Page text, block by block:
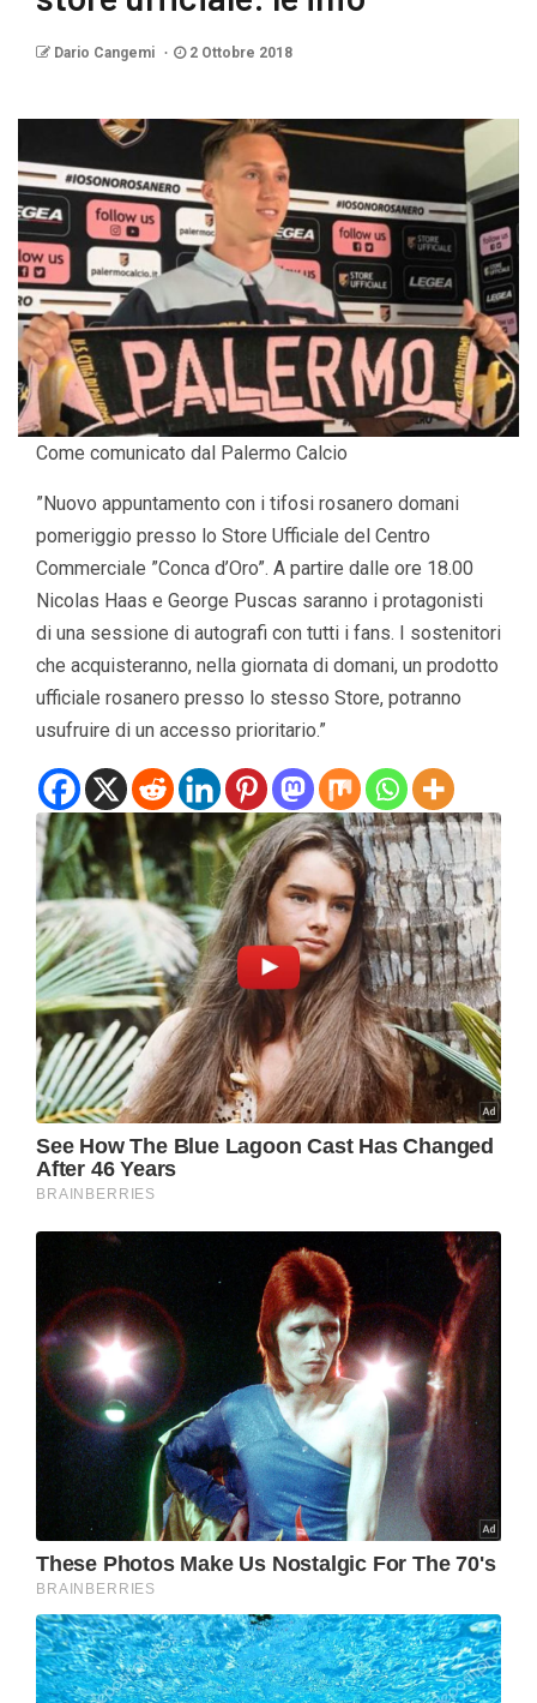
Dario Cangemi 2 Ottobre 2018
Come comunicato dal Palermo Calcio
”Nuovo appuntamento con i tifosi rosanero domani
pomeriggio presso lo Store Ufficiale del Centro
Commerciale ”Conca d’Oro”. A partire dalle ore 18.00
Nicolas Haas e George Puscas saranno i protagonisti
di una sessione di autografi con tutti i fans. I sostenitori
che acquisteranno, nella giornata di domani, un prodotto
ufficiale rosanero presso lo stesso Store, potranno
usufruire di un accesso prioritario.”